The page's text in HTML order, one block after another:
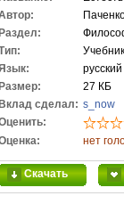
Раздел:
Учебник
русский
Размер:
27 КБ
Вклад сделал: s_now
нет
Скачать